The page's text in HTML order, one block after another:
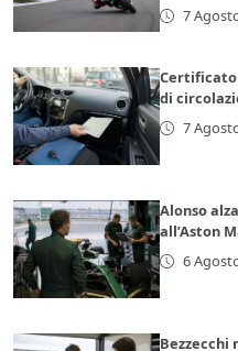
7
di
7
Alonso
all’Aston
6
Bezzecchi